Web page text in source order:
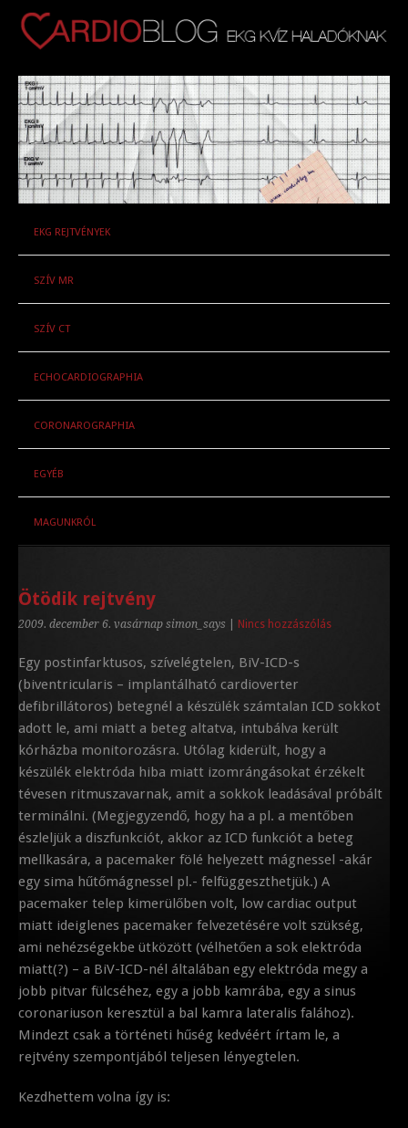
EKG REJTVÉNYEK
SZÍV MR
SZÍV CT
ECHOCARDIOGRAPHIA
CORONAROGRAPHIA
EGYÉB
MAGUNKRÓL
Ötödik rejtvény
2009. december 6. vasárnap simon_says Nincs hozzászólás
Egy postinfarktusos, szívelégtelen, BiV-ICD-s
(biventricularis – implantálható cardioverter
defibrillátoros) betegnél a készülék számtalan ICD sokkot
adott le, ami miatt a beteg altatva, intubálva került
kórházba monitorozásra. Utólag kiderült, hogy a
készülék elektróda hiba miatt izomrángásokat érzékelt
tévesen ritmuszavarnak, amit a sokkok leadásával próbált
terminálni. (Megjegyzendő, hogy ha a pl. a mentőben
észleljük a diszfunkciót, akkor az ICD funkciót a beteg
mellkasára, a pacemaker fölé helyezett mágnessel -akár
egy sima hűtőmágnessel pl.- felfüggeszthetjük.) A
pacemaker telep kimerülőben volt, low cardiac output
miatt ideiglenes pacemaker felvezetésére volt szükség,
ami nehézségekbe ütközött (vélhetően a sok elektróda
miatt(?) – a BiV-ICD-nél általában egy elektróda megy a
jobb pitvar fülcséhez, egy a jobb kamrába, egy a sinus
coronariuson keresztül a bal kamra lateralis falához).
Mindezt csak a történeti hűség kedvéért írtam le, a
rejtvény szempontjából teljesen lényegtelen.
Kezdhettem volna így is: